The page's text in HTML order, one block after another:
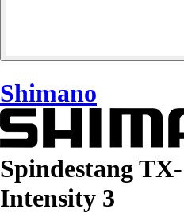
Shimano
Spindestang
Intensity 3